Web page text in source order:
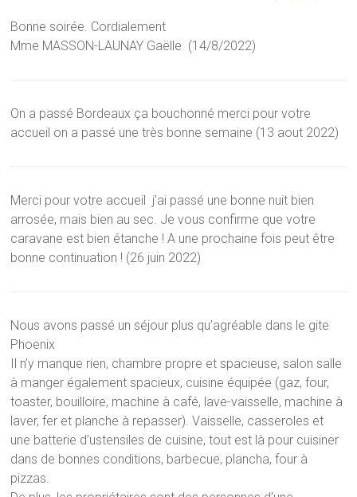
Bonne soirée. Cordialement
Mme MASSON-LAUNAY Gaëlle (14/8/2022)
On a passé Bordeaux ça bouchonné merci pour votre
accueil on a passé une très bonne semaine (13 aout 2022)
Merci pour votre accueil j’ai passé une bonne nuit bien
arrosée, mais bien au sec. Je vous confirme que votre
caravane est bien étanche ! A une prochaine fois peut être
bonne continuation ! (26 juin 2022)
Nous avons passé un séjour plus qu’agréable dans le gite
Phoenix
Il n’y manque rien, chambre propre et spacieuse, salon salle
à manger également spacieux, cuisine équipée (gaz, four,
toaster, bouilloire, machine à café, lave-vaisselle, machine à
laver, fer et planche à repasser). Vaisselle, casseroles et
une batterie d’ustensiles de cuisine, tout est là pour cuisiner
dans de bonnes conditions, barbecue, plancha, four à
pizzas.